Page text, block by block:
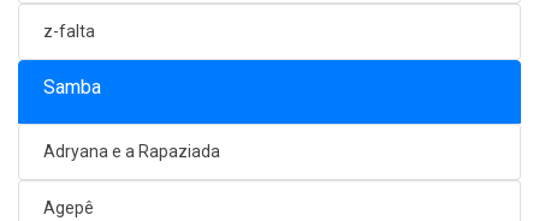
z-falta
Samba
Adryana e a Rapaziada
Agepê